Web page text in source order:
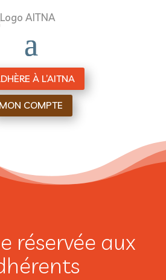
À L’AITNA
MON COMPTE
réservée aux